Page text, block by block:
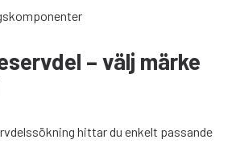
– välj märke
hittar du enkelt passande